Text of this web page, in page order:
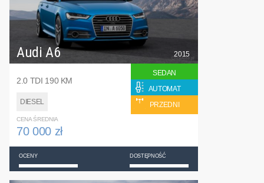
Audi A6
2.0 TDI 190 KM
DIESEL
2015
SEDAN
AUTOMAT
PRZEDNI
CENA ŚREDNIA
70 000 zł
OCENY DOSTĘPNOŚĆ